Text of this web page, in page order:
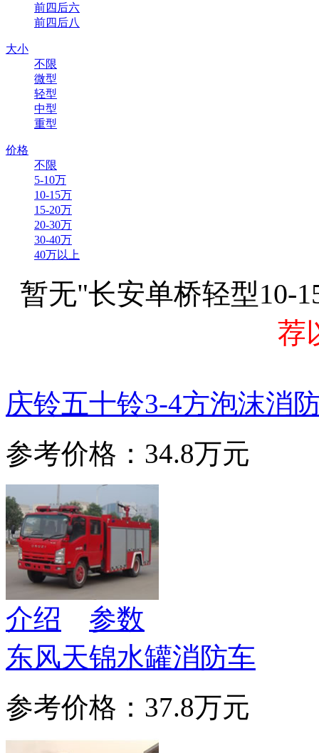
前四后六
前四后八
大小
不限
微型
轻型
中型
重型
价格
不限
5-10万
10-15万
15-20万
20-30万
30-40万
40万以上
暂无"长安单桥轻型10-
荐
庆铃五十铃3-4方泡沫消
参考价格：34.8万元
介绍
参数
东风天锦水罐消防车
参考价格：37.8万元